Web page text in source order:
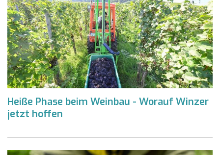
Heiße Phase beim Weinbau - Worauf Winzer
jetzt hoffen